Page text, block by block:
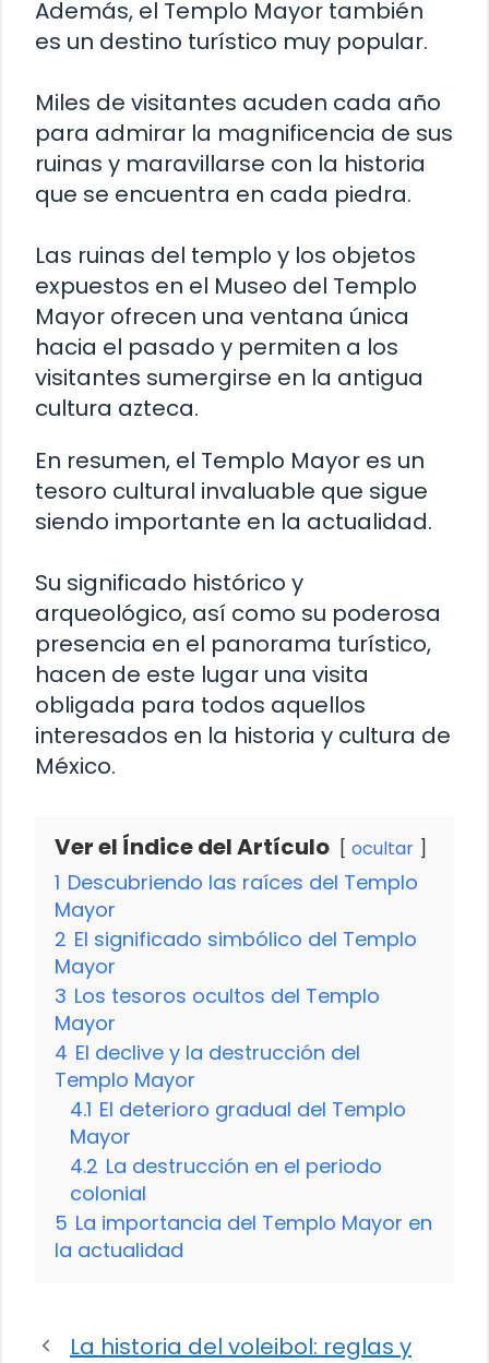
Además, el Templo Mayor también
es un destino turístico muy popular.
Miles de visitantes acuden cada año
para admirar la magnificencia de sus
ruinas y maravillarse con la historia
que se encuentra en cada piedra.
Las ruinas del templo y los objetos
expuestos en el Museo del Templo
Mayor ofrecen una ventana única
hacia el pasado y permiten a los
visitantes sumergirse en la antigua
cultura azteca.
En resumen, el Templo Mayor es un
tesoro cultural invaluable que sigue
siendo importante en la actualidad.
Su significado histórico y
arqueológico, así como su poderosa
presencia en el panorama turístico,
hacen de este lugar una visita
obligada para todos aquellos
interesados en la historia y cultura de
México.
Ver el Índice del Artículo ocultar
1 Descubriendo las raíces del Templo
Mayor
2 El significado simbólico del Templo
Mayor
3 Los tesoros ocultos del Templo
Mayor
4 El declive y la destrucción del
Templo Mayor
4.1 El deterioro gradual del Templo
Mayor
4.2 La destrucción en el periodo
colonial
5 La importancia del Templo Mayor en
la actualidad
La historia del voleibol: reglas y